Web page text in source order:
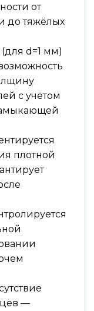
от
до тяжёлых
d=1 мм)
с учётом
плотной
—